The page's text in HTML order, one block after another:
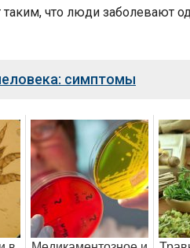
что люди заболевают
симптомы